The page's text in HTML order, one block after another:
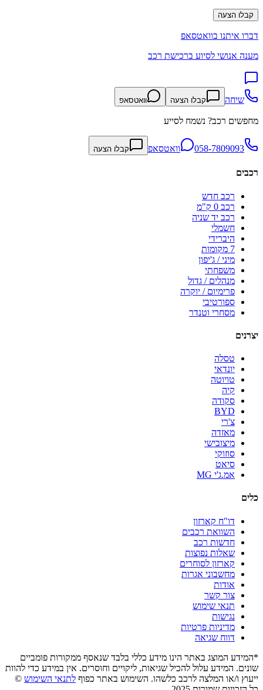
קבלו הצעה
דברו איתנו בוואטסאפ
מענה אנושי לסיוע ברכישת רכב
שיחה קבלו הצעה וואטסאפ
מחפשים רכב? נשמח לסייע
058-7809093 וואטסאפ קבלו הצעה
רכבים
רכב חדש
רכב 0 ק"מ
רכב יד שניה
חשמלי
היברידי
7 מקומות
מיני / ג'יפון
משפחתי
מנהלים / גדול
פרימיום / יוקרה
ספורטיבי
מסחרי וטנדר
יצרנים
טסלה
יונדאי
טויוטה
קיה
סקודה
BYD
צ'רי
מאזדה
מיצובישי
סוזוקי
סיאט
אמ.ג'י MG
כלים
דו"ח קארזון
השוואת רכבים
חדשות רכב
שאלות נפוצות
קארזון לסוחרים
מחשבוני אגרות
אודות
צור קשר
תנאי שימוש
נגישות
מדיניות פרטיות
דווח שגיאה
*המידע המוצג באתר הינו מידע כללי בלבד שנאסף ממקורות פומביים
שונים. המידע עלול להכיל שגיאות, ליקויים וחוסרים. אין במידע כדי להוות
ייעוץ ו/או המלצה לרכב כלשהו. השימוש באתר כפוף לתנאי השימוש ©